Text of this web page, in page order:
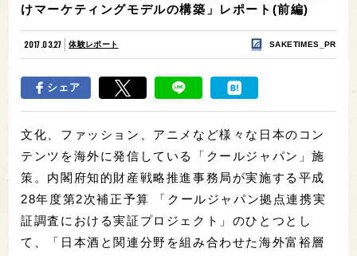
けマーケティングモデルの構築」レポート(前編)
2017.03.27 体験レポート SAKETIMES_PR
シェア
文化、ファッション、アニメなど様々な日本のコン
テンツを海外に発信している「クールジャパン」施
策。内閣府知的財産戦略推進事務局が実施する平成
28年度第2次補正予算 「クールジャパン拠点連携実
証調査における実証プロジェクト」のひとつとし
て、「日本酒と関連分野を組み合わせた海外富裕層